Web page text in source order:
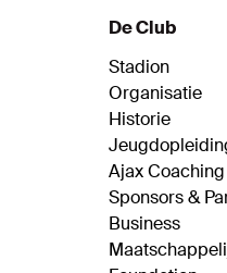
De Club
Stadion
Organisatie
Historie
Ajax
Sponsors &
Business